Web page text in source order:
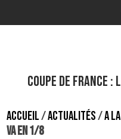
COUPE DE FRANCE
ACCUEIL/ACTUALITÉS/A
VA EN 1/8